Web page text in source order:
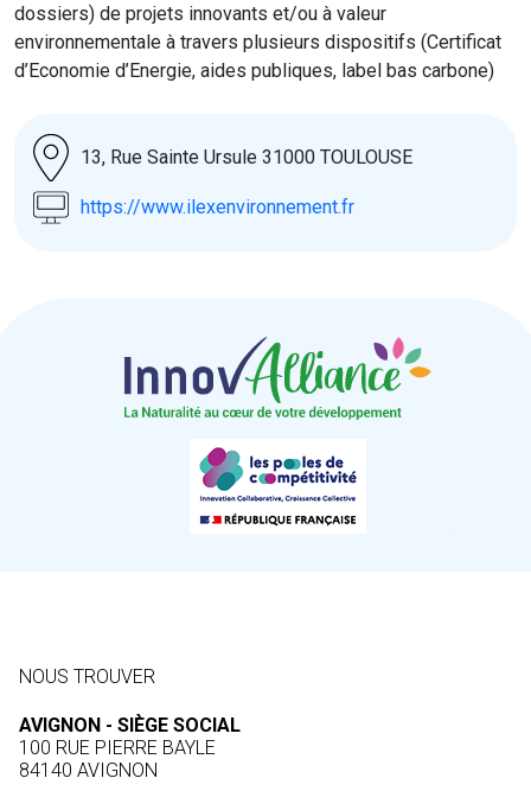
dossiers) de projets innovants et/ou à valeur
environnementale à travers plusieurs dispositifs (Certificat
d’Economie d’Energie, aides publiques, label bas carbone)
13, Rue Sainte Ursule 31000 TOULOUSE
https://www.ilexenvironnement.fr
NOUS TROUVER
AVIGNON - SIÈGE SOCIAL
100 RUE PIERRE BAYLE
84140 AVIGNON